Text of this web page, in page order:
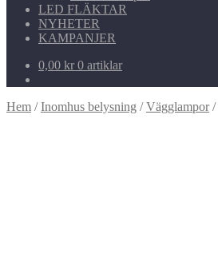
LED FLÄKTAR
NYHETER
KAMPANJER
0,00 kr 0 artiklar
Hem /Inomhus belysning /Vägglampor/